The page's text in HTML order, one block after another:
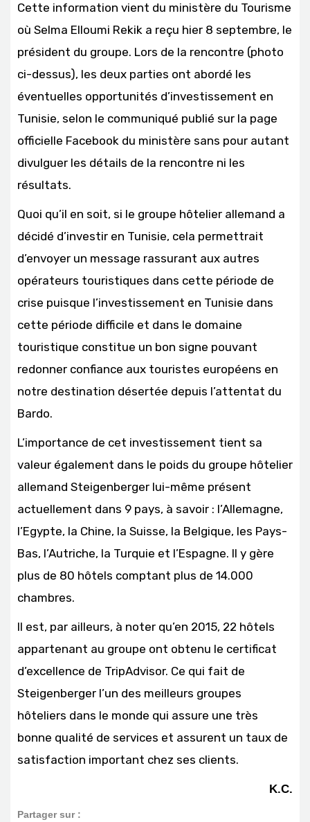
Cette information vient du ministère du Tourisme
où Selma Elloumi Rekik a reçu hier 8 septembre, le
président du groupe. Lors de la rencontre (photo
ci-dessus), les deux parties ont abordé les
éventuelles opportunités d’investissement en
Tunisie, selon le communiqué publié sur la page
officielle Facebook du ministère sans pour autant
divulguer les détails de la rencontre ni les
résultats.
Quoi qu’il en soit, si le groupe hôtelier allemand a
décidé d’investir en Tunisie, cela permettrait
d’envoyer un message rassurant aux autres
opérateurs touristiques dans cette période de
crise puisque l’investissement en Tunisie dans
cette période difficile et dans le domaine
touristique constitue un bon signe pouvant
redonner confiance aux touristes européens en
notre destination désertée depuis l’attentat du
Bardo.
L’importance de cet investissement tient sa
valeur également dans le poids du groupe hôtelier
allemand Steigenberger lui-même présent
actuellement dans 9 pays, à savoir : l’Allemagne,
l’Egypte, la Chine, la Suisse, la Belgique, les Pays-
Bas, l’Autriche, la Turquie et l’Espagne. Il y gère
plus de 80 hôtels comptant plus de 14.000
chambres.
Il est, par ailleurs, à noter qu’en 2015, 22 hôtels
appartenant au groupe ont obtenu le certificat
d’excellence de TripAdvisor. Ce qui fait de
Steigenberger l’un des meilleurs groupes
hôteliers dans le monde qui assure une très
bonne qualité de services et assurent un taux de
satisfaction important chez ses clients.
K.C.
Partager sur :